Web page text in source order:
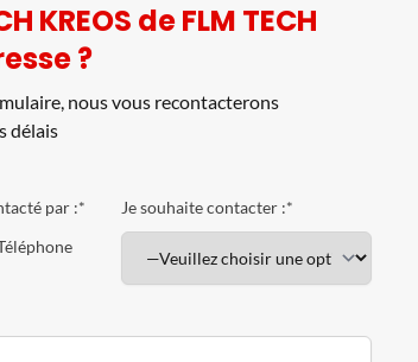
KREOS de FLM TECH
?
nous vous recontacterons
délais
par :*
Je souhaite contacter :*